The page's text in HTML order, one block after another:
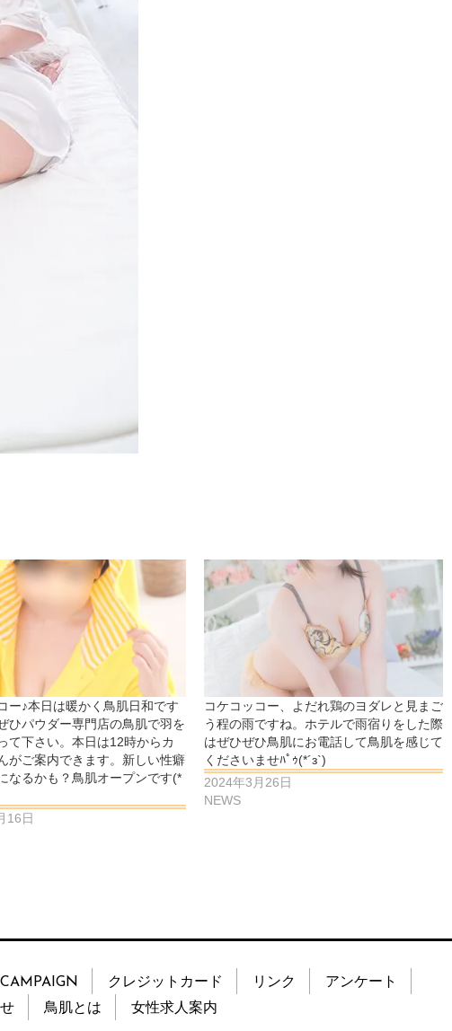
ー♪本日は暖かく鳥肌日和です
ひパウダー専門店の鳥肌で羽を
て下さい。本日は12時からカ
がご案内できます。新しい性癖
なるかも？鳥肌オープンです(*
16日
コケコッコー、よだれ鶏のヨダレと見まご
う程の雨ですね。ホテルで雨宿りをした際
はぜひぜひ鳥肌にお電話して鳥肌を感じて
くださいませﾊﾟｩ(*´з`)
2024年3月26日
NEWS
CAMPAIGN クレジットカード リンク
アンケート
鳥肌とは 女性求人案内